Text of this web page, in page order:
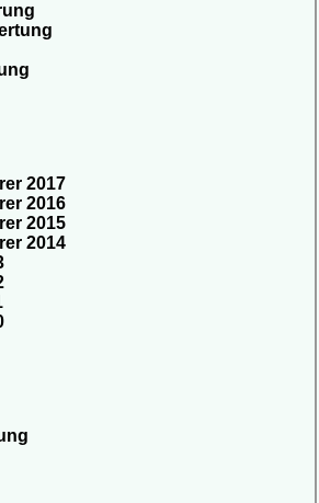
2017
2016
2015
2014